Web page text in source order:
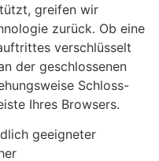
greifen wir
zurück. Ob eine
verschlüsselt
der geschlossenen
Schloss-
Ihres Browsers.
geeigneter